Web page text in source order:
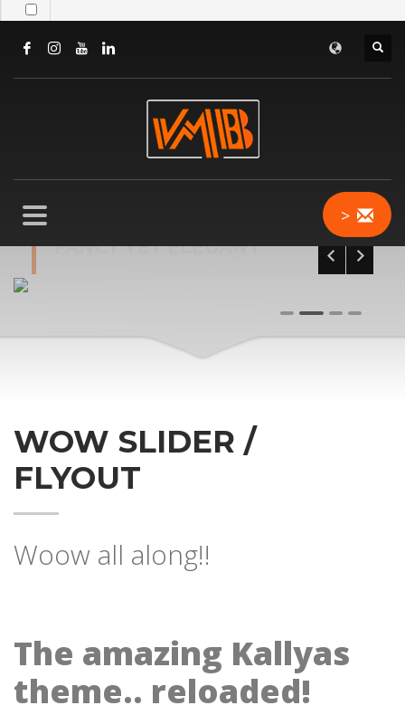
>
0 1 2
FANCY YET ELEGANT
WOW SLIDER /
FLYOUT
Woow all along!!
The amazing Kallyas
theme.. reloaded!